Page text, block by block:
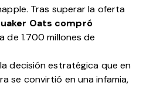
Tras superar la oferta
Oats compró
de 1.700 millones de
decisión estratégica que en
se convirtió en una infamia,